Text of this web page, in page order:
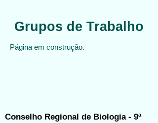
Grupos de Trabalho
Página em construção.
Conselho Regional de Biologia - 9ª